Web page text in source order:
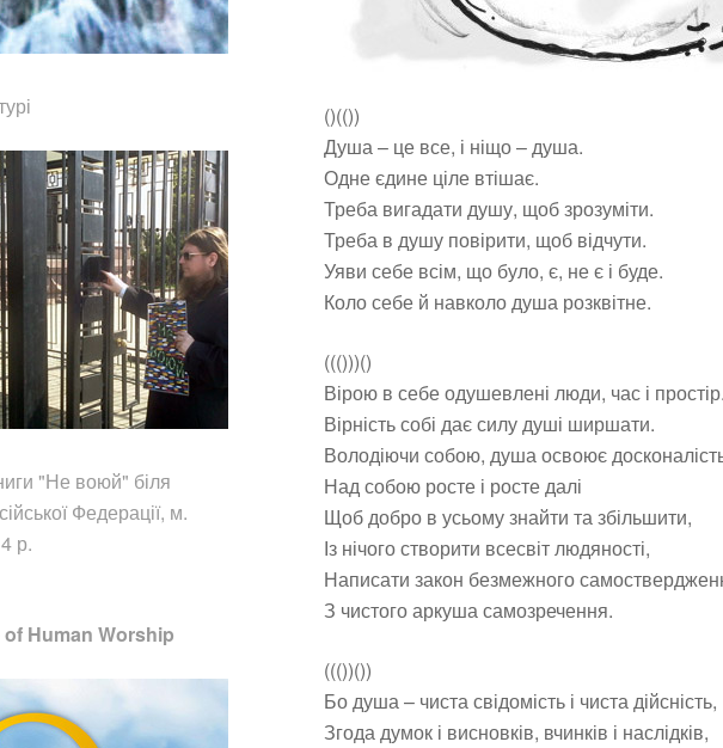
()(())
Душа – це все, і ніщо – душа.
Одне єдине ціле втішає.
Треба вигадати душу, щоб зрозуміти.
Треба в душу повірити, щоб відчути.
Уяви себе всім, що було, є, не є і буде.
Коло себе й навколо душа розквітне.
((()))()
Вірою в себе одушевлені люди, час і
Вірність собі дає силу душі ширшати.
Володіючи собою, душа освоює
Над собою росте і росте далі
Щоб добро в усьому знайти та збільшити,
Із нічого створити всесвіт людяності,
Написати закон безмежного
З чистого аркуша самозречення.
((())())
Бо душа – чиста свідомість і чиста дійсність,
Згода думок і висновків, вчинків і наслідків,
"Не воюй" біля
Федерації, м.
р.
Human Worship